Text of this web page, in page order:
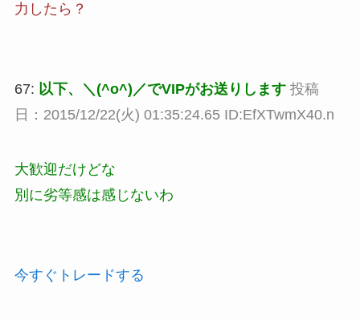
力したら？
67: 以下、＼(^o^)／でVIPがお送りします 投稿
日：2015/12/22(火) 01:35:24.65 ID:EfXTwmX40.n
大歓迎だけどな
別に劣等感は感じないわ
今すぐトレードする